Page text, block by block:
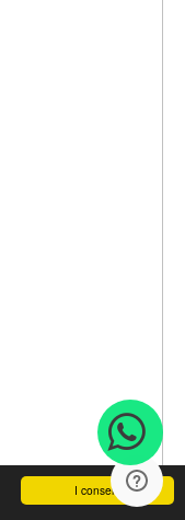
I consent